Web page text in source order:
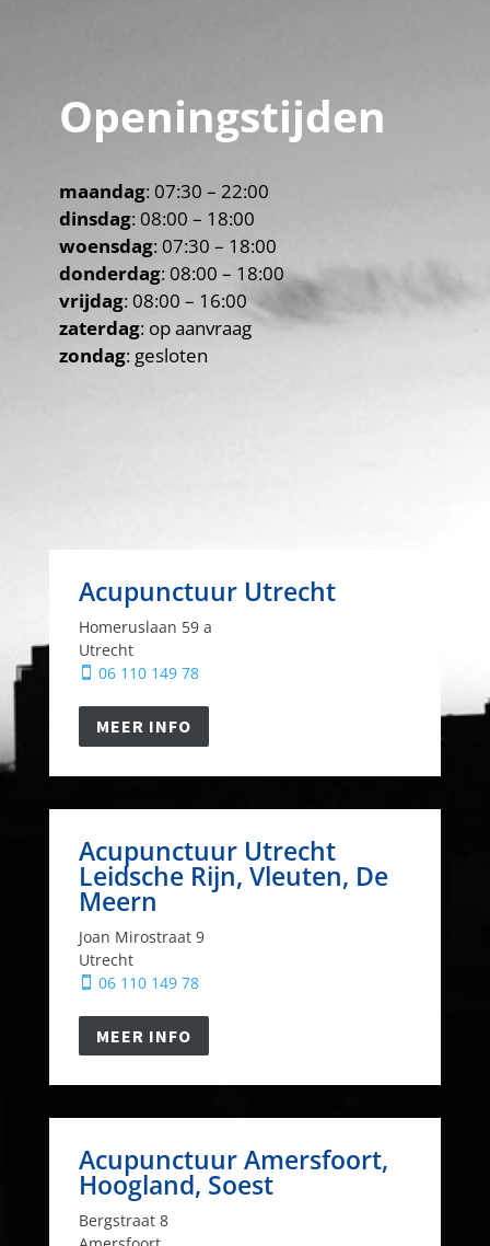
Openingstijden
maandag: 07:30 – 22:00
dinsdag: 08:00 – 18:00
woensdag: 07:30 – 18:00
donderdag: 08:00 – 18:00
vrijdag: 08:00 – 16:00
zaterdag: op aanvraag
zondag: gesloten
Acupunctuur Utrecht
Homeruslaan 59 a
Utrecht
 06 110 149 78
MEER INFO
Acupunctuur Utrecht
Leidsche Rijn, Vleuten, De
Meern
Joan Mirostraat 9
Utrecht
 06 110 149 78
MEER INFO
Acupunctuur Amersfoort,
Hoogland, Soest
Bergstraat 8